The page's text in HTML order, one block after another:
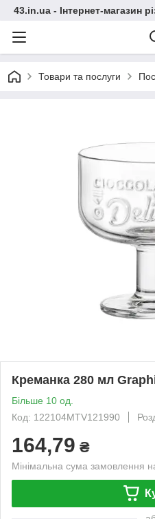
43.in.ua - Інтернет-магазин
Товари та послуги
Креманка 280 мл
Більше 10 од.
Код: 122104MTV121990
164,79 ₴
Мінімальна сума замовлення